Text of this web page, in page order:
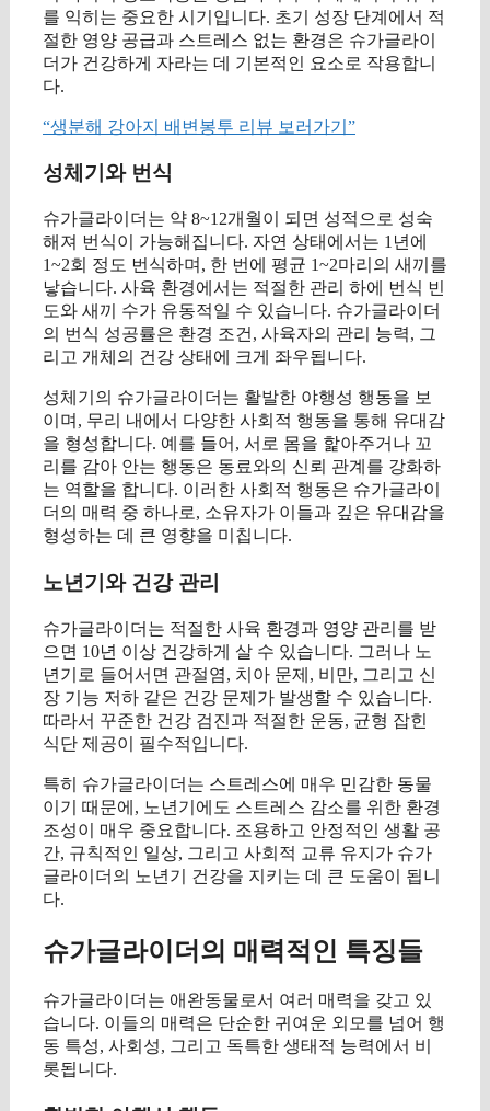
를 익히는 중요한 시기입니다. 초기 성장 단계에서 적
절한 영양 공급과 스트레스 없는 환경은 슈가글라이
더가 건강하게 자라는 데 기본적인 요소로 작용합니
다.
“생분해 강아지 배변봉투 리뷰 보러가기”
성체기와 번식
슈가글라이더는 약 8~12개월이 되면 성적으로 성숙
해져 번식이 가능해집니다. 자연 상태에서는 1년에
1~2회 정도 번식하며, 한 번에 평균 1~2마리의 새끼를
낳습니다. 사육 환경에서는 적절한 관리 하에 번식 빈
도와 새끼 수가 유동적일 수 있습니다. 슈가글라이더
의 번식 성공률은 환경 조건, 사육자의 관리 능력, 그
리고 개체의 건강 상태에 크게 좌우됩니다.
성체기의 슈가글라이더는 활발한 야행성 행동을 보
이며, 무리 내에서 다양한 사회적 행동을 통해 유대감
을 형성합니다. 예를 들어, 서로 몸을 핥아주거나 꼬
리를 감아 안는 행동은 동료와의 신뢰 관계를 강화하
는 역할을 합니다. 이러한 사회적 행동은 슈가글라이
더의 매력 중 하나로, 소유자가 이들과 깊은 유대감을
형성하는 데 큰 영향을 미칩니다.
노년기와 건강 관리
슈가글라이더는 적절한 사육 환경과 영양 관리를 받
으면 10년 이상 건강하게 살 수 있습니다. 그러나 노
년기로 들어서면 관절염, 치아 문제, 비만, 그리고 신
장 기능 저하 같은 건강 문제가 발생할 수 있습니다.
따라서 꾸준한 건강 검진과 적절한 운동, 균형 잡힌
식단 제공이 필수적입니다.
특히 슈가글라이더는 스트레스에 매우 민감한 동물
이기 때문에, 노년기에도 스트레스 감소를 위한 환경
조성이 매우 중요합니다. 조용하고 안정적인 생활 공
간, 규칙적인 일상, 그리고 사회적 교류 유지가 슈가
글라이더의 노년기 건강을 지키는 데 큰 도움이 됩니
다.
슈가글라이더의 매력적인 특징들
슈가글라이더는 애완동물로서 여러 매력을 갖고 있
습니다. 이들의 매력은 단순한 귀여운 외모를 넘어 행
동 특성, 사회성, 그리고 독특한 생태적 능력에서 비
롯됩니다.